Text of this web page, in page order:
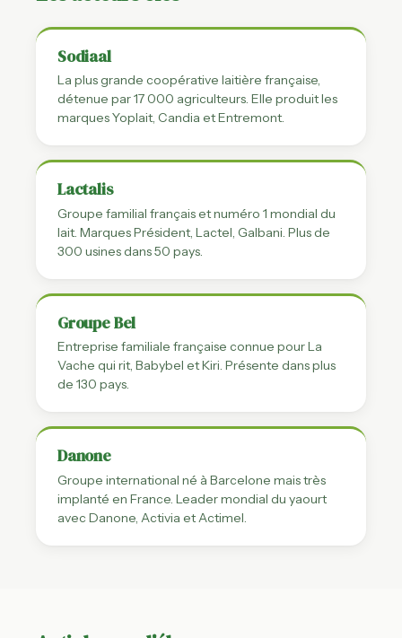
Sodiaal
La plus grande coopérative laitière française,
détenue par 17 000 agriculteurs. Elle produit les
marques Yoplait, Candia et Entremont.
Lactalis
Groupe familial français et numéro 1 mondial du
lait. Marques Président, Lactel, Galbani. Plus de
300 usines dans 50 pays.
Groupe Bel
Entreprise familiale française connue pour La
Vache qui rit, Babybel et Kiri. Présente dans plus
de 130 pays.
Danone
Groupe international né à Barcelone mais très
implanté en France. Leader mondial du yaourt
avec Danone, Activia et Actimel.